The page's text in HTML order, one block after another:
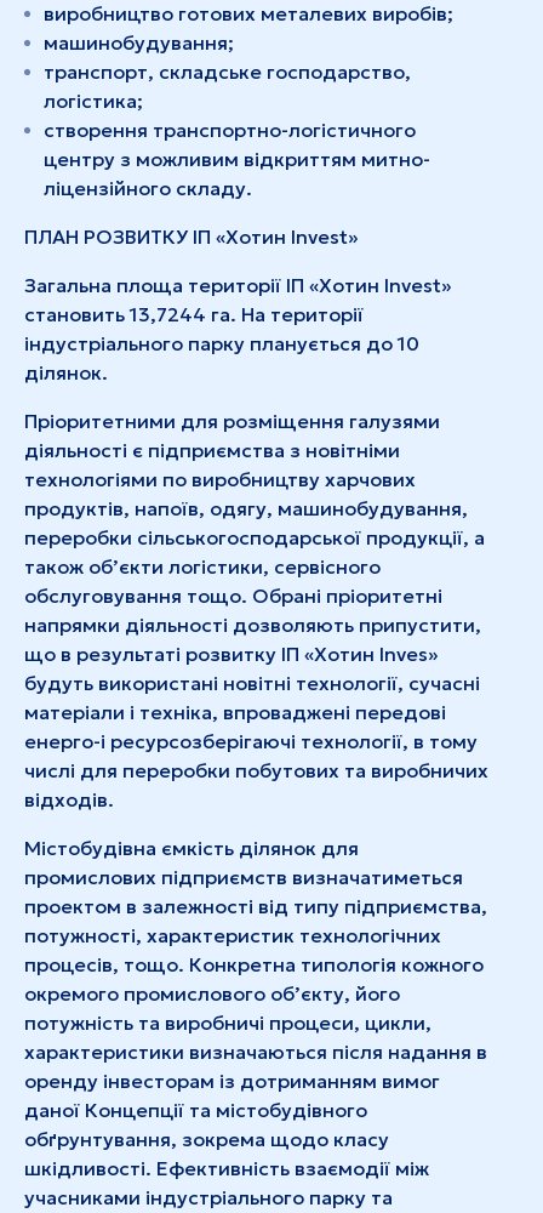
виробництво готових металевих виробів;
машинобудування;
транспорт, складське господарство,
логістика;
створення транспортно-логістичного
центру з можливим відкриттям митно-
ліцензійного складу.
ПЛАН РОЗВИТКУ ІП «Хотин Invest»
Загальна площа території ІП «Хотин Invest»
становить 13,7244 га. На території
індустріального парку планується до 10
ділянок.
Пріоритетними для розміщення галузями
діяльності є підприємства з новітніми
технологіями по виробництву харчових
продуктів, напоїв, одягу, машинобудування,
переробки сільськогосподарської продукції, а
також об’єкти логістики, сервісного
обслуговування тощо. Обрані пріоритетні
напрямки діяльності дозволяють припустити,
що в результаті розвитку ІП «Хотин Inves»
будуть використані новітні технології, сучасні
матеріали і техніка, впроваджені передові
енерго-і ресурсозберігаючі технології, в тому
числі для переробки побутових та виробничих
відходів.
Містобудівна ємкість ділянок для
промислових підприємств визначатиметься
проектом в залежності від типу підприємства,
потужності, характеристик технологічних
процесів, тощо. Конкретна типологія кожного
окремого промислового об’єкту, його
потужність та виробничі процеси, цикли,
характеристики визначаються після надання в
оренду інвесторам із дотриманням вимог
даної Концепції та містобудівного
обґрунтування, зокрема щодо класу
шкідливості. Ефективність взаємодії між
учасниками індустріального парку та